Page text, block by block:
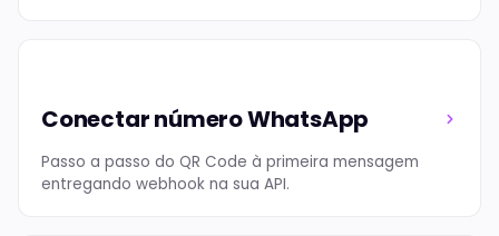
Conectar número WhatsApp
Passo a passo do QR Code à primeira mensagem
entregando webhook na sua API.